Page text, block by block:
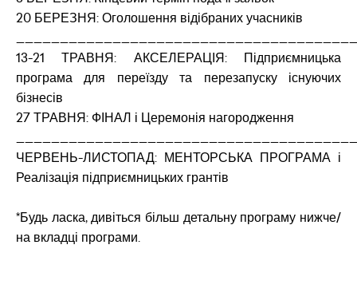
20 БЕРЕЗНЯ: Оголошення відібраних учасників
13-21 ТРАВНЯ: АКСЕЛЕРАЦІЯ: Підприємницька
програма для переїзду та перезапуску існуючих
бізнесів
27 ТРАВНЯ: ФІНАЛ і Церемонія нагородження
ЧЕРВЕНЬ-ЛИСТОПАД: МЕНТОРСЬКА ПРОГРАМА і
Реалізація підприємницьких грантів
*Будь ласка, дивіться більш детальну програму нижче/
на вкладці програми.